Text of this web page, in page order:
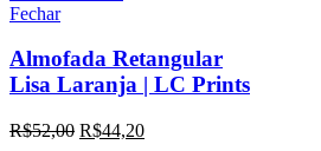
Fechar
Almofada Retangular
Lisa Laranja | LC Prints
R$52,00 R$44,20